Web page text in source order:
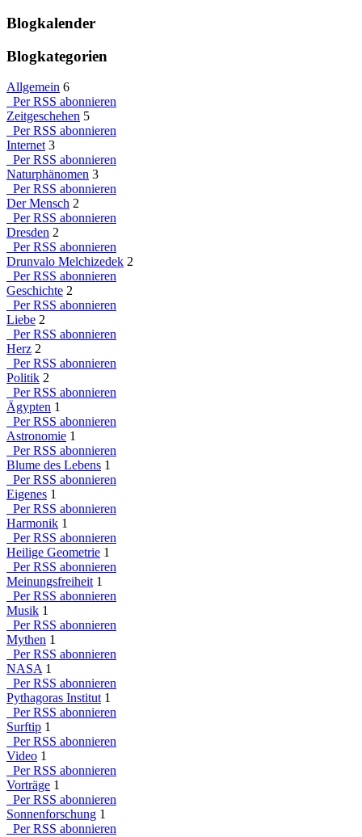
Blogkalender
Blogkategorien
Allgemein 6
Per RSS abonnieren
Zeitgeschehen 5
Per RSS abonnieren
Internet 3
Per RSS abonnieren
Naturphänomen 3
Per RSS abonnieren
Der Mensch 2
Per RSS abonnieren
Dresden 2
Per RSS abonnieren
Drunvalo Melchizedek 2
Per RSS abonnieren
Geschichte 2
Per RSS abonnieren
Liebe 2
Per RSS abonnieren
Herz 2
Per RSS abonnieren
Politik 2
Per RSS abonnieren
Ägypten 1
Per RSS abonnieren
Astronomie 1
Per RSS abonnieren
Blume des Lebens 1
Per RSS abonnieren
Eigenes 1
Per RSS abonnieren
Harmonik 1
Per RSS abonnieren
Heilige Geometrie 1
Per RSS abonnieren
Meinungsfreiheit 1
Per RSS abonnieren
Musik 1
Per RSS abonnieren
Mythen 1
Per RSS abonnieren
NASA 1
Per RSS abonnieren
Pythagoras Institut 1
Per RSS abonnieren
Surftip 1
Per RSS abonnieren
Video 1
Per RSS abonnieren
Vorträge 1
Per RSS abonnieren
Sonnenforschung 1
Per RSS abonnieren